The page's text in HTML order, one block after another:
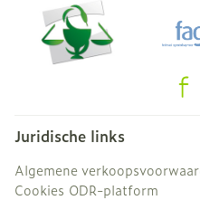
Juridische links
Algemene
Cookies ODR-platform